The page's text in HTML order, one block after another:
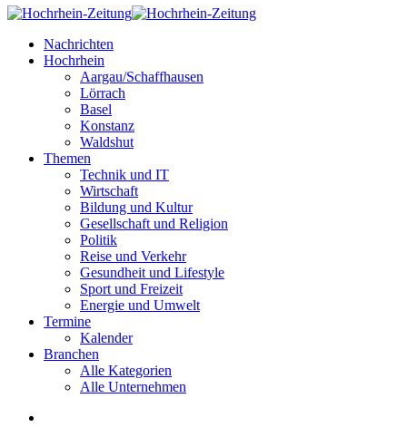
Nachrichten
Hochrhein
Aargau/Schaffhausen
Lörrach
Basel
Konstanz
Waldshut
Themen
Technik und IT
Wirtschaft
Bildung und Kultur
Gesellschaft und Religion
Politik
Reise und Verkehr
Gesundheit und Lifestyle
Sport und Freizeit
Energie und Umwelt
Termine
Kalender
Branchen
Alle Kategorien
Alle Unternehmen